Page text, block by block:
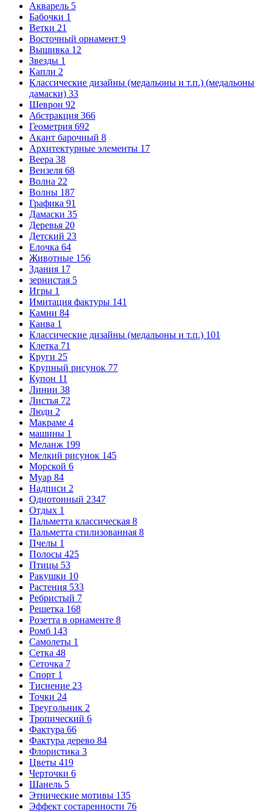
Акварель 5
Бабочки 1
Ветки 21
Восточный орнамент 9
Вышивка 12
Звезды 1
Капли 2
Классические дизайны (медальоны и т.п.) (медальоны
дамаски) 33
Шеврон 92
Абстракция 366
Геометрия 692
Акант барочный 8
Архитектурные элементы 17
Веера 38
Вензеля 68
Волна 22
Волны 187
Графика 91
Дамаски 35
Деревья 20
Детский 23
Елочка 64
Животные 156
Здания 17
зернистая 5
Игры 1
Имитация фактуры 141
Камни 84
Канва 1
Классические дизайны (медальоны и т.п.) 101
Клетка 71
Круги 25
Крупный рисунок 77
Купон 11
Линии 38
Листья 72
Люди 2
Макраме 4
машины 1
Меланж 199
Мелкий рисунок 145
Морской 6
Муар 84
Надписи 2
Однотонный 2347
Отдых 1
Пальметта классическая 8
Пальметта стилизованная 8
Пчелы 1
Полосы 425
Птицы 53
Ракушки 10
Растения 533
Ребристый 7
Решетка 168
Розетта в орнаменте 8
Ромб 143
Самолеты 1
Сетка 48
Сеточка 7
Спорт 1
Тиснение 23
Точки 24
Треугольник 2
Тропический 6
Фактура 66
Фактура дерево 84
Флористика 3
Цветы 419
Черточки 6
Шанель 5
Этнические мотивы 135
Эффект состаренности 76